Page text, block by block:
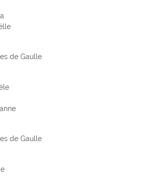
de Gaulle
de Gaulle